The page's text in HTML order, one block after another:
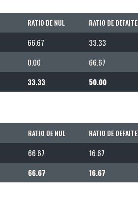
RATIO DE NUL RATIO DE DEFAITE
66.67 33.33
0.00 66.67
33.33 50.00
RATIO DE NUL RATIO DE DEFAITE
66.67 16.67
66.67 16.67